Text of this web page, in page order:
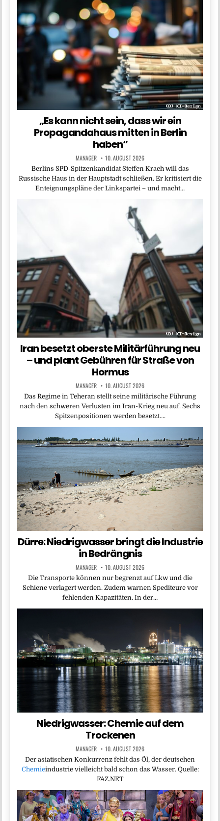
„Es kann nicht sein, dass wir ein
Propagandahaus mitten in Berlin
haben“
MANAGER 10. AUGUST 2026
Berlins SPD-Spitzenkandidat Steffen Krach will das
Russische Haus in der Hauptstadt schließen. Er kritisiert die
Enteignungspläne der Linkspartei – und macht…
Iran besetzt oberste Militärführung neu
– und plant Gebühren für Straße von
Hormus
MANAGER 10. AUGUST 2026
Das Regime in Teheran stellt seine militärische Führung
nach den schweren Verlusten im Iran-Krieg neu auf. Sechs
Spitzenpositionen werden besetzt….
Dürre: Niedrigwasser bringt die Industrie
in Bedrängnis
MANAGER 10. AUGUST 2026
Die Transporte können nur begrenzt auf Lkw und die
Schiene verlagert werden. Zudem warnen Spediteure vor
fehlenden Kapazitäten. In der…
Niedrigwasser: Chemie auf dem
Trockenen
MANAGER 10. AUGUST 2026
Der asiatischen Konkurrenz fehlt das Öl, der deutschen
Chemieindustrie vielleicht bald schon das Wasser. Quelle:
FAZ.NET